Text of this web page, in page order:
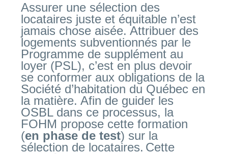
Assurer une sélection des
locataires juste et équitable n’est
jamais chose aisée. Attribuer des
logements subventionnés par le
Programme de supplément au
loyer (PSL), c’est en plus devoir
se conformer aux obligations de la
Société d’habitation du Québec en
la matière. Afin de guider les
OSBL dans ce processus, la
FOHM propose cette formation
(en phase de test) sur la
sélection de locataires. Cette